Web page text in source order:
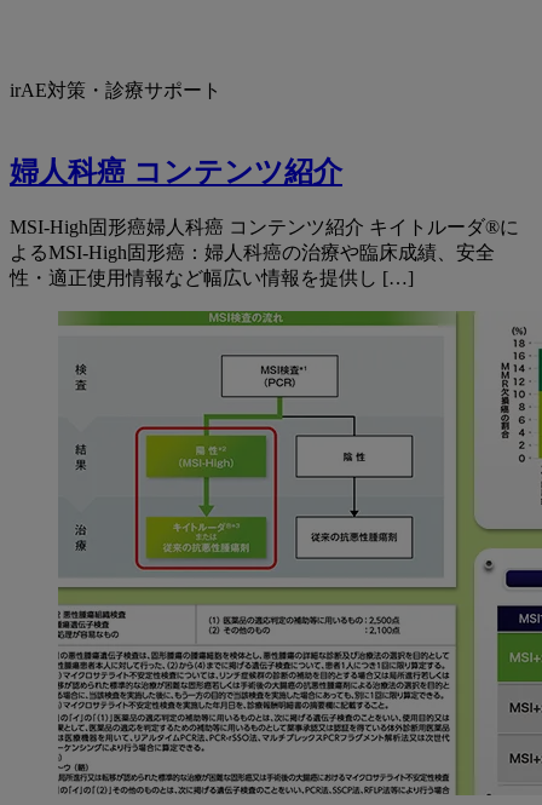
ー
ト
irAE対策・診療サポート
婦人科癌 コンテンツ紹介
MSI-High固形癌婦人科癌 コンテンツ紹介 キイトルーダ®に
よるMSI-High固形癌：婦人科癌の治療や臨床成績、安全
性・適正使用情報など幅広い情報を提供し […]